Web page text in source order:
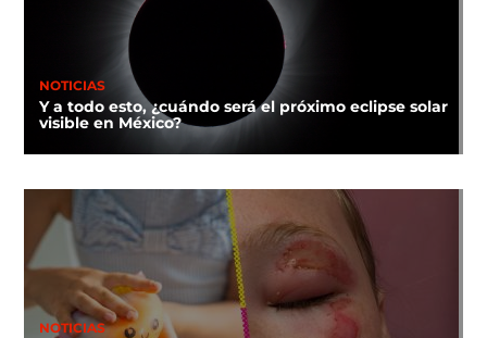
NOTICIAS
Y a todo esto, ¿cuándo será el próximo eclipse solar
visible en México?
NOTICIAS